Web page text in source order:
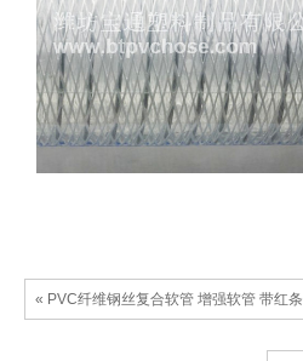
« PVC纤维钢丝复合软管 增强软管 带红条